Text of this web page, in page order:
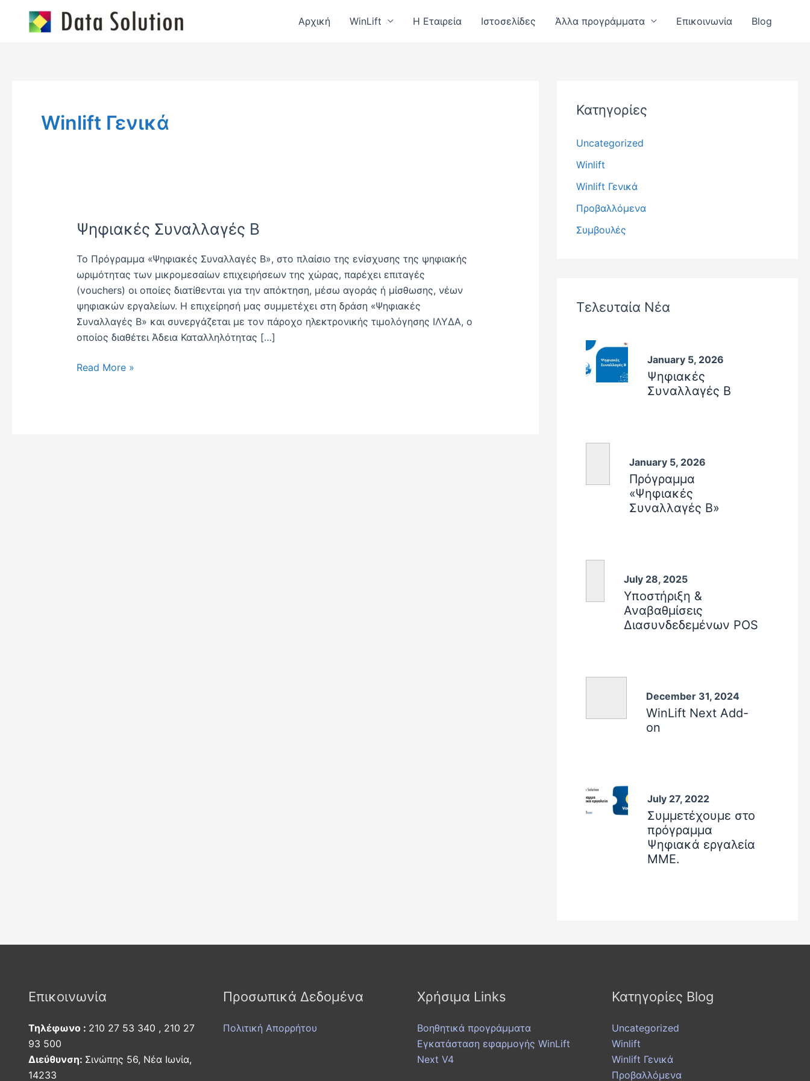
Αρχική WinLift Η Εταιρεία Ιστοσελίδες Άλλα προγράμματα Επικοινωνία Blog
Winlift Γενικά
Ψηφιακές Συναλλαγές Β
Το Πρόγραμμα «Ψηφιακές Συναλλαγές Β», στο πλαίσιο της ενίσχυσης της ψηφιακής
ωριμότητας των μικρομεσαίων επιχειρήσεων της χώρας, παρέχει επιταγές
(vouchers) οι οποίες διατίθενται για την απόκτηση, μέσω αγοράς ή μίσθωσης, νέων
ψηφιακών εργαλείων. Η επιχείρησή μας συμμετέχει στη δράση «Ψηφιακές
Συναλλαγές Β» και συνεργάζεται με τον πάροχο ηλεκτρονικής τιμολόγησης ΙΛΥΔΑ, ο
οποίος διαθέτει Άδεια Καταλληλότητας […]
Ψηφιακές
Συναλλαγές
Β
Read More »
Κατηγορίες
Uncategorized
Winlift
Winlift Γενικά
Προβαλλόμενα
Συμβουλές
Τελευταία Νέα
January 5, 2026
Ψηφιακές
Συναλλαγές Β
January 5, 2026
Πρόγραμμα
«Ψηφιακές
Συναλλαγές Β»
July 28, 2025
Υποστήριξη &
Αναβαθμίσεις
Διασυνδεδεμένων POS
December 31, 2024
WinLift Next Add-
on
July 27, 2022
Συμμετέχουμε στο
πρόγραμμα
Ψηφιακά εργαλεία
ΜΜΕ.
Επικοινωνία
Τηλέφωνο : 210 27 53 340 , 210 27
93 500
Διεύθυνση: Σινώπης 56, Νέα Ιωνία,
14233
Προσωπικά Δεδομένα
Πολιτική Απορρήτου
Χρήσιμα Links
Βοηθητικά προγράμματα
Εγκατάσταση εφαρμογής WinLift
Next V4
Κατηγορίες Blog
Uncategorized
Winlift
Winlift Γενικά
Προβαλλόμενα